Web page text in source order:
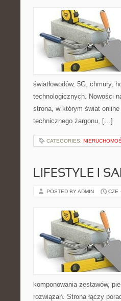
światłowodów, 5G, chmury,
technologicznych. Nowości
strona, w którym świat
technicznego żargonu, […]
CATEGORIES:
LIFESTYLE I
POSTED BY ADMIN CZE
komponowania zestawów,
rozwiązań. Strona łączy